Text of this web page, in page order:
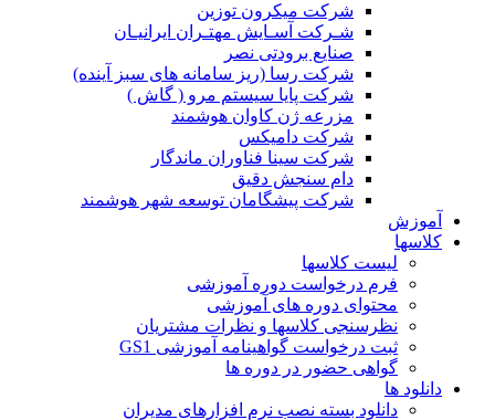
شرکت میکرون توزین
شـرکت آسـایش مهتـران ایرانیـان
صنایع برودتی نصر
شرکت رسا (ریز سامانه های سبز آینده)
شرکت پایا سیستم مرو ( گاش )
مزرعه ژن کاوان هوشمند
شرکت دامیکس
شرکت سینا فناوران ماندگار
دام سنجش دقیق
شرکت پیشگامان توسعه شهر هوشمند
آموزش
کلاسها
لیست کلاسها
فرم درخواست دوره آموزشی
محتوای دوره های آموزشی
نظرسنجی کلاسها و نظرات مشتریان
ثبت درخواست گواهینامه آموزشی GS1
گواهی حضور در دوره ها
دانلود ها
دانلود بسته نصب نرم افزارهای مدیران